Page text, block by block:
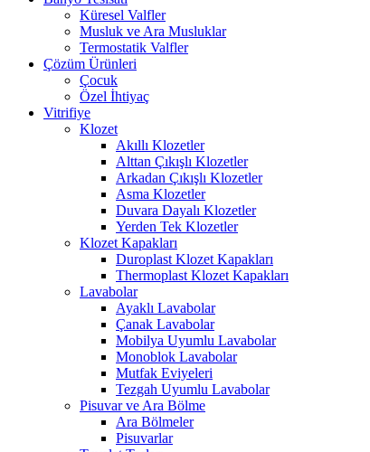
Küresel Valfler
Musluk ve Ara Musluklar
Termostatik Valfler
Çözüm Ürünleri
Çocuk
Özel İhtiyaç
Vitrifiye
Klozet
Akıllı Klozetler
Alttan Çıkışlı Klozetler
Arkadan Çıkışlı Klozetler
Asma Klozetler
Duvara Dayalı Klozetler
Yerden Tek Klozetler
Klozet Kapakları
Duroplast Klozet Kapakları
Thermoplast Klozet Kapakları
Lavabolar
Ayaklı Lavabolar
Çanak Lavabolar
Mobilya Uyumlu Lavabolar
Monoblok Lavabolar
Mutfak Eviyeleri
Tezgah Uyumlu Lavabolar
Pisuvar ve Ara Bölme
Ara Bölmeler
Pisuvarlar